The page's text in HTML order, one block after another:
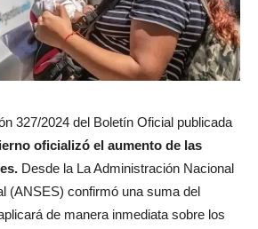
327/2024 del Boletín Oficial publicada
oficializó el aumento de las
Desde la La Administración Nacional
(ANSES) confirmó una suma del
de manera inmediata sobre los